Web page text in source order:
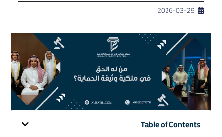
2026-03-29
Table of Contents